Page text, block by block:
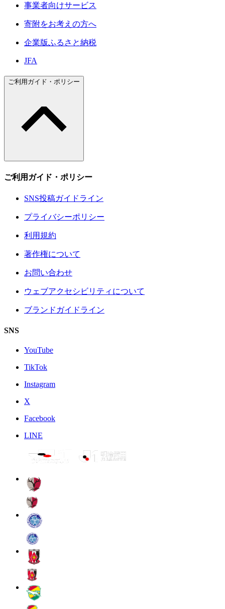
事業者向けサービス
寄附をお考えの方へ
企業版ふるさと納税
JFA
ご利用ガイド・ポリシー
ご利用ガイド・ポリシー
SNS投稿ガイドライン
プライバシーポリシー
利用規約
著作権について
お問い合わせ
ウェブアクセシビリティについて
ブランドガイドライン
SNS
YouTube
TikTok
Instagram
X
Facebook
LINE